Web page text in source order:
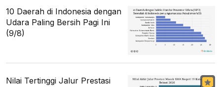
10 Daerah di Indonesia dengan
Udara Paling Bersih Pagi Ini
(9/8)
Nilai Tertinggi Jalur Prestasi